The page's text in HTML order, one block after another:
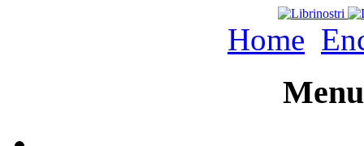
Home